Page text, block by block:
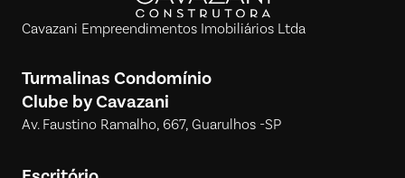
Cavazani Empreendimentos Imobiliários Ltda
Turmalinas Condomínio
Clube by Cavazani
Av. Faustino Ramalho, 667, Guarulhos -SP